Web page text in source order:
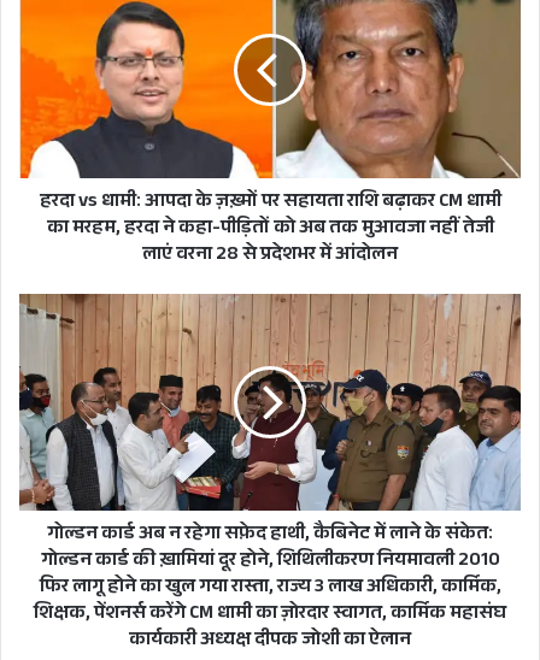
वरिष्ठ पत्रकार हेमराज सिंह चौहान की आवाज
क्वारब से भवाली तक बहुत बुरे हाल सड़क
आपदा
ज़ख़्मों
पर
सहायता
राशि
बढ़ाकर
मरहम,
हरदा
कहा-
पीड़ितों
को
अब
तक
मुआवजा
तेजी
लाएं
वरना
हरदा vs धामी: आपदा के ज़ख़्मों पर सहायता राशि बढ़ाकर CM धामी
का मरहम, हरदा ने कहा-पीड़ितों को अब तक मुआवजा नहीं तेजी
लाएं वरना 28 से प्रदेशभर में आंदोलन
गोल्डन
कार्ड
न
रहेगा
सफ़ेद
हाथी,
कैबिनेट
में
संकेत:
गोल्डन
गोल्डन कार्ड अब न रहेगा सफ़ेद हाथी, कैबिनेट में लाने के संकेत:
गोल्डन कार्ड की ख़ामियां दूर होने, शिथिलीकरण नियमावली 2010
फिर लागू होने का खुल गया रास्ता, राज्य 3 लाख अधिकारी, कार्मिक,
शिक्षक, पेंशनर्स करेंगे CM धामी का ज़ोरदार स्वागत, कार्मिक महासंघ
कार्यकारी अध्यक्ष दीपक जोशी का ऐलान